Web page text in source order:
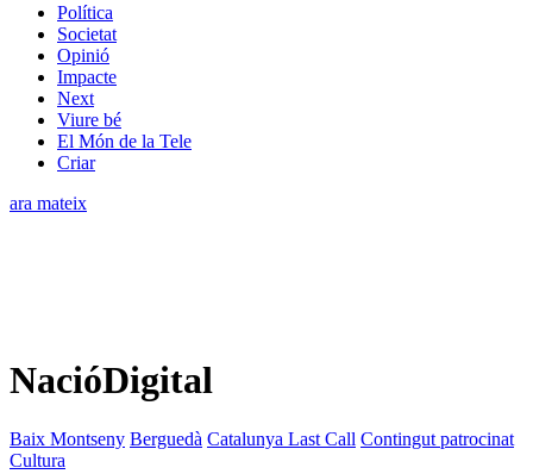
Política
Societat
Opinió
Impacte
Next
Viure bé
El Món de la Tele
Criar
ara mateix
NacióDigital
Baix Montseny Berguedà Catalunya Last Call Contingut patrocinat
Cultura